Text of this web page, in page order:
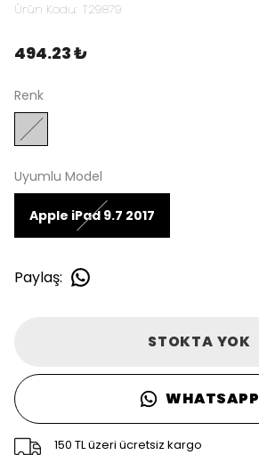
Ürün Kodu: T29879
494.23 ₺
Renk
Uyumlu Model
Apple iPad 9.7 2017
Paylaş:
STOKTA YOK
WHATSAPP
150 TL üzeri ücretsiz kargo